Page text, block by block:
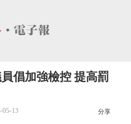
倡加強檢控 提高罰
05-13 分享